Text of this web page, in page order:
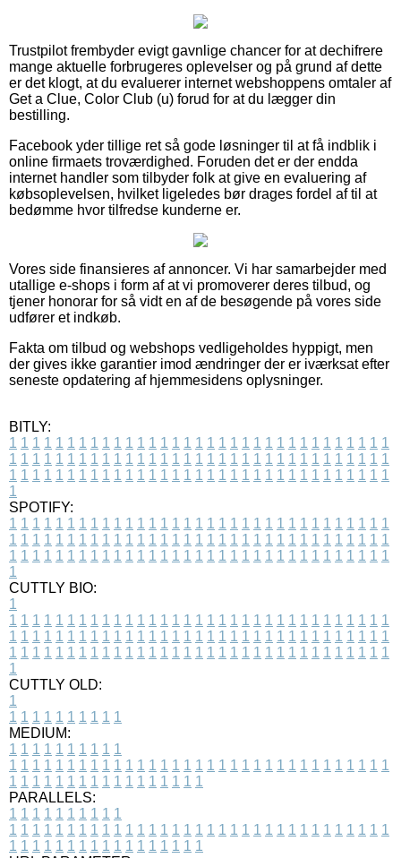
Trustpilot frembyder evigt gavnlige chancer for at dechifrere
mange aktuelle forbrugeres oplevelser og på grund af dette
er det klogt, at du evaluerer internet webshoppens omtaler af
Get a Clue, Color Club (u) forud for at du lægger din
bestilling.
Facebook yder tillige ret så gode løsninger til at få indblik i
online firmaets troværdighed. Foruden det er der endda
internet handler som tilbyder folk at give en evaluering af
købsoplevelsen, hvilket ligeledes bør drages fordel af til at
bedømme hvor tilfredse kunderne er.
Vores side finansieres af annoncer. Vi har samarbejder med
utallige e-shops i form af at vi promoverer deres tilbud, og
tjener honorar for så vidt en af de besøgende på vores side
udfører et indkøb.
Fakta om tilbud og webshops vedligeholdes hyppigt, men
der gives ikke garantier imod ændringer der er iværksat efter
seneste opdatering af hjemmesidens oplysninger.
BITLY:
1 1 1 1 1 1 1 1 1 1 1 1 1 1 1 1 1 1 1 1 1 1 1 1 1 1 1 1 1 1 1 1 1
1 1 1 1 1 1 1 1 1 1 1 1 1 1 1 1 1 1 1 1 1 1 1 1 1 1 1 1 1 1 1 1 1
1 1 1 1 1 1 1 1 1 1 1 1 1 1 1 1 1 1 1 1 1 1 1 1 1 1 1 1 1 1 1 1 1
1
SPOTIFY:
1 1 1 1 1 1 1 1 1 1 1 1 1 1 1 1 1 1 1 1 1 1 1 1 1 1 1 1 1 1 1 1 1
1 1 1 1 1 1 1 1 1 1 1 1 1 1 1 1 1 1 1 1 1 1 1 1 1 1 1 1 1 1 1 1 1
1 1 1 1 1 1 1 1 1 1 1 1 1 1 1 1 1 1 1 1 1 1 1 1 1 1 1 1 1 1 1 1 1
1
CUTTLY BIO:
1
1 1 1 1 1 1 1 1 1 1 1 1 1 1 1 1 1 1 1 1 1 1 1 1 1 1 1 1 1 1 1 1 1
1 1 1 1 1 1 1 1 1 1 1 1 1 1 1 1 1 1 1 1 1 1 1 1 1 1 1 1 1 1 1 1 1
1 1 1 1 1 1 1 1 1 1 1 1 1 1 1 1 1 1 1 1 1 1 1 1 1 1 1 1 1 1 1 1 1
1
CUTTLY OLD:
1
1 1 1 1 1 1 1 1 1 1
MEDIUM:
1 1 1 1 1 1 1 1 1 1
1 1 1 1 1 1 1 1 1 1 1 1 1 1 1 1 1 1 1 1 1 1 1 1 1 1 1 1 1 1 1 1 1
1 1 1 1 1 1 1 1 1 1 1 1 1 1 1 1 1
PARALLELS:
1 1 1 1 1 1 1 1 1 1
1 1 1 1 1 1 1 1 1 1 1 1 1 1 1 1 1 1 1 1 1 1 1 1 1 1 1 1 1 1 1 1 1
1 1 1 1 1 1 1 1 1 1 1 1 1 1 1 1 1